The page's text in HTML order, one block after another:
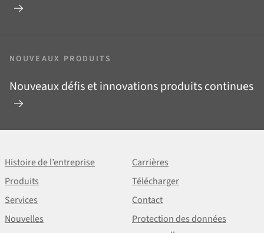
NOUVEAUX PRODUITS
Nouveaux défis et innovations produits continues
Histoire de l’entreprise
Carrières
Produits
Télécharger
Services
Contact
Nouvelles
Protection des données